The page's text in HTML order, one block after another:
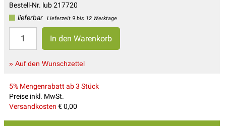
Bestell-Nr. lub 217720
lieferbar
Lieferzeit 9 bis 12 Werktage
» Auf den Wunschzettel
5% Mengenrabatt ab 3 Stück
Preise inkl. MwSt.
Versandkosten € 0,00